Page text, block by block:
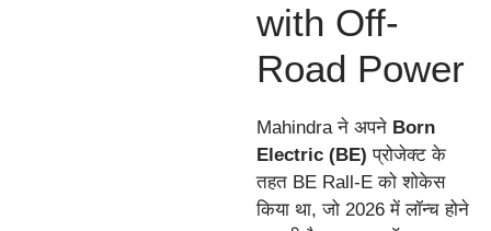
with Off-
Road Power
Mahindra ने अपने Born
Electric (BE) प्रोजेक्ट के
तहत BE Rall-E को शोकेस
किया था, जो 2026 में लॉन्च होने